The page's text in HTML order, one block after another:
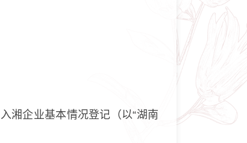
湘企业基本情况登记（以“湖南